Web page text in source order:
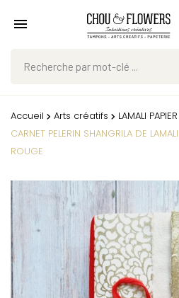
Accueil Arts créatifs
LAMALI
CARNET PELERIN SHANGRILA DE
ROUGE